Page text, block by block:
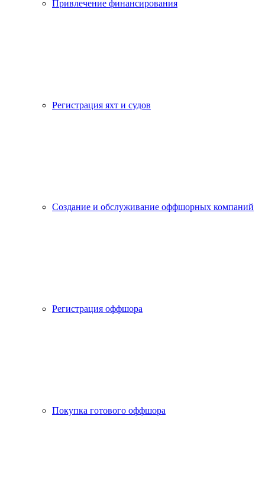
Привлечение финансирования
Регистрация яхт и судов
Создание и обслуживание оффшорных компаний
Регистрация оффшора
Покупка готового оффшора